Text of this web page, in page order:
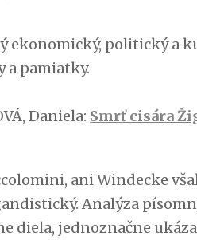
ekonomický, politický a
a pamiatky.
Daniela: Smrť cisára
ani Windecke
Analýza
diela, jednoznačne